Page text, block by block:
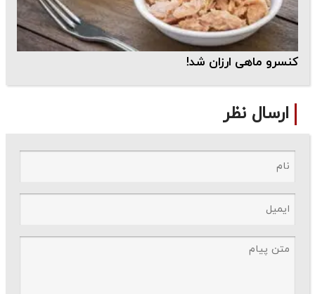
کنسرو ماهی ارزان شد!
ارسال نظر